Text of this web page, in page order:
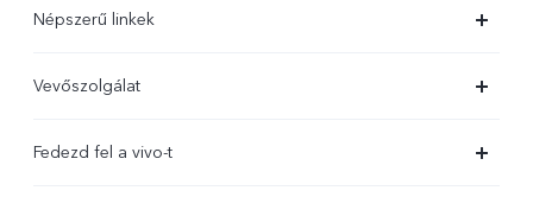
Népszerű linkek
X300 Pro
Vevőszolgálat
Fedezd fel a vivo-t